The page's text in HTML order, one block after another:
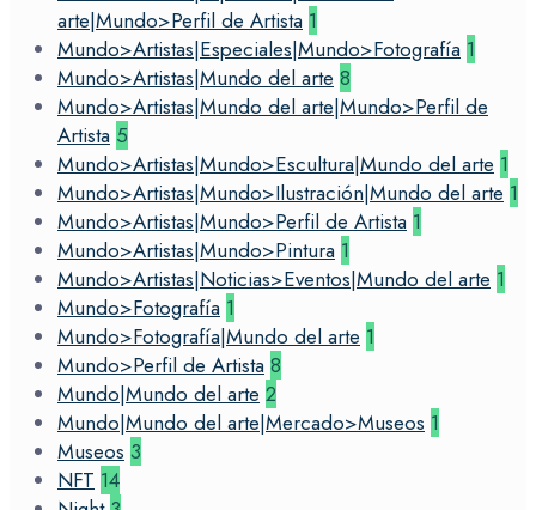
arte|Mundo>Perfil de Artista 1
Mundo>Artistas|Especiales|Mundo>Fotografía 1
Mundo>Artistas|Mundo del arte 8
Mundo>Artistas|Mundo del arte|Mundo>Perfil de
Artista 5
Mundo>Artistas|Mundo>Escultura|Mundo del arte 1
Mundo>Artistas|Mundo>Ilustración|Mundo del arte 1
Mundo>Artistas|Mundo>Perfil de Artista 1
Mundo>Artistas|Mundo>Pintura 1
Mundo>Artistas|Noticias>Eventos|Mundo del arte 1
Mundo>Fotografía 1
Mundo>Fotografía|Mundo del arte 1
Mundo>Perfil de Artista 8
Mundo|Mundo del arte 2
Mundo|Mundo del arte|Mercado>Museos 1
Museos 3
NFT 14